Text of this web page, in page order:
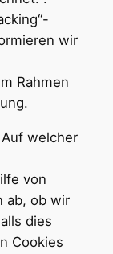
wir
Rahmen
Auf welcher
von
ab, ob wir
dies
Cookies